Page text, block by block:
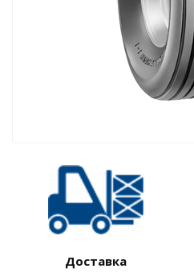
Доставка